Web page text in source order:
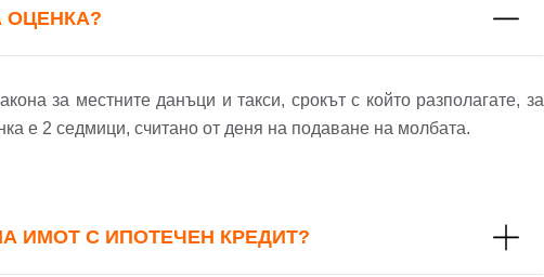
ОЦЕНКА?
за местните данъци и такси, срокът с който разполагате, за
е 2 седмици, считано от деня на подаване на молбата.
ИМОТ С ИПОТЕЧЕН КРЕДИТ?